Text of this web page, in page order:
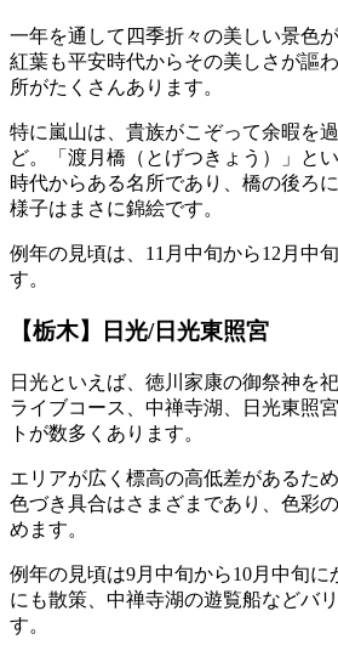
一年を通して四季折々の美しい景色
紅葉も平安時代からその美しさが謳
所がたくさんあります。
特に嵐山は、貴族がこぞって余暇を
ど。「渡月橋（とげつきょう）」と
時代からある名所であり、橋の後ろ
様子はまさに錦絵です。
例年の見頃は、11月中旬から12月中
す。
【栃木】日光/日光東照宮
日光といえば、徳川家康の御祭神を
ライブコース、中禅寺湖、日光東照
トが数多くあります。
エリアが広く標高の高低差があるた
色づき具合はさまざまであり、色彩
めます。
例年の見頃は9月中旬から10月中旬
にも散策、中禅寺湖の遊覧船などバ
す。